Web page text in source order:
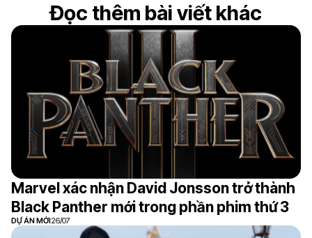
Đọc thêm bài viết khác
Marvel xác nhận David Jonsson trở thành
Black Panther mới trong phần phim thứ 3
DỰ ÁN MỚI26/07